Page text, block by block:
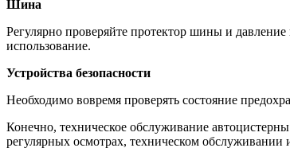
Шина
Регулярно проверяйте протектор шины и
использование.
Устройства безопасности
Необходимо вовремя проверять состояние
Конечно, техническое обслуживание
регулярных осмотрах, техническом